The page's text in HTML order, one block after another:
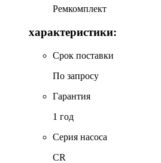
Ремкомплект
характеристики:
Срок поставки
По запросу
Гарантия
1 год
Серия насоса
CR